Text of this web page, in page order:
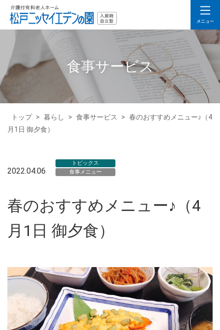
食事サービス
トップ > 暮らし > 食事サービス > 春のおすすめメニュー♪（4
月1日 御夕食）
2022.04.06
トピックス
食事メニュー
春のおすすめメニュー♪（4
月1日 御夕食）